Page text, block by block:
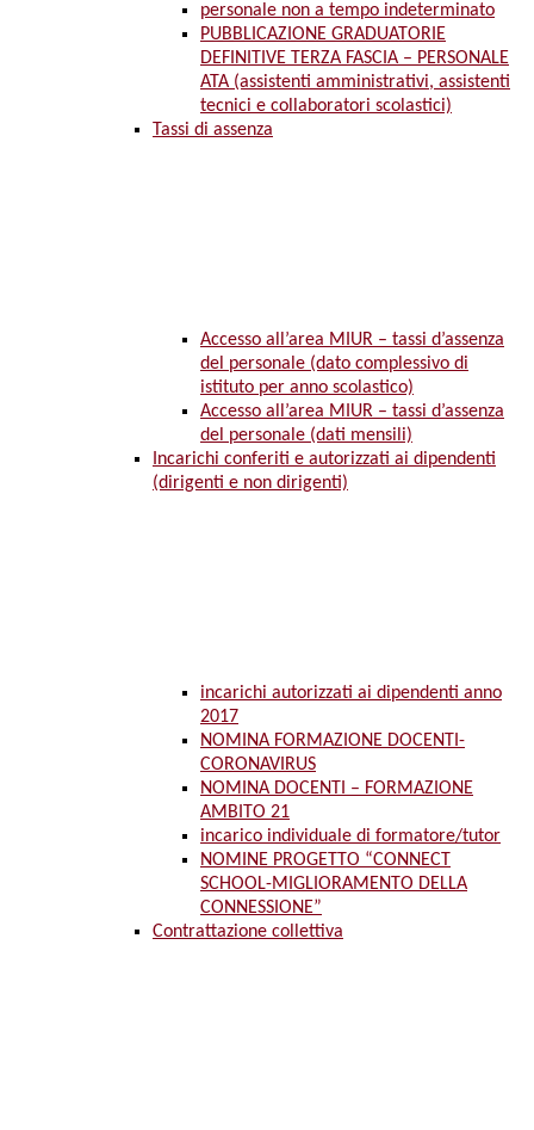
personale non a tempo indeterminato
PUBBLICAZIONE GRADUATORIE
DEFINITIVE TERZA FASCIA – PERSONALE
ATA (assistenti amministrativi, assistenti
tecnici e collaboratori scolastici)
Tassi di assenza
Accesso all’area MIUR – tassi d’assenza
del personale (dato complessivo di
istituto per anno scolastico)
Accesso all’area MIUR – tassi d’assenza
del personale (dati mensili)
Incarichi conferiti e autorizzati ai dipendenti
(dirigenti e non dirigenti)
incarichi autorizzati ai dipendenti anno
2017
NOMINA FORMAZIONE DOCENTI-
CORONAVIRUS
NOMINA DOCENTI – FORMAZIONE
AMBITO 21
incarico individuale di formatore/tutor
NOMINE PROGETTO “CONNECT
SCHOOL-MIGLIORAMENTO DELLA
CONNESSIONE”
Contrattazione collettiva